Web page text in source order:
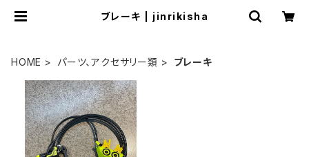
ブレーキ | jinrikisha
HOME パーツ、アクセサリー類 ブレーキ